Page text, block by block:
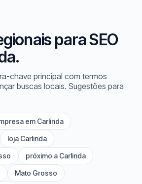
para SEO
chave principal com termos
buscas locais. Sugestões para
em Carlinda
loja Carlinda
próximo a Carlinda
Mato Grosso